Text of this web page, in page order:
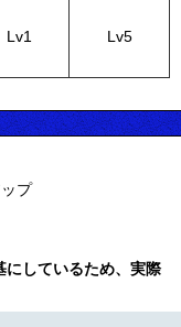
Lv1 Lv5
プ
にしているため、実際